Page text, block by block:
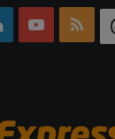
LinkedinYouTubeRSS